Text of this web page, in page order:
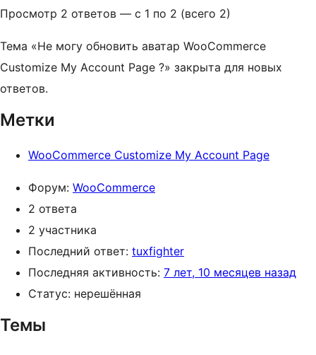
Просмотр 2 ответов — с 1 по 2 (всего 2)
Тема «Не могу обновить аватар WooCommerce
Customize My Account Page ?» закрыта для новых
ответов.
Метки
WooCommerce Customize My Account Page
Форум: WooCommerce
2 ответа
2 участника
Последний ответ: tuxfighter
Последняя активность: 7 лет, 10 месяцев назад
Статус: нерешённая
Темы